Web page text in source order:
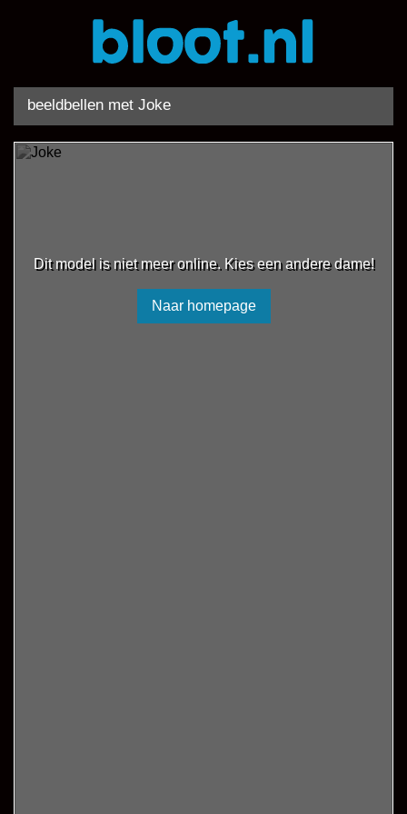
beeldbellen met Joke
Dit model is niet meer online. Kies een andere dame!
Naar homepage